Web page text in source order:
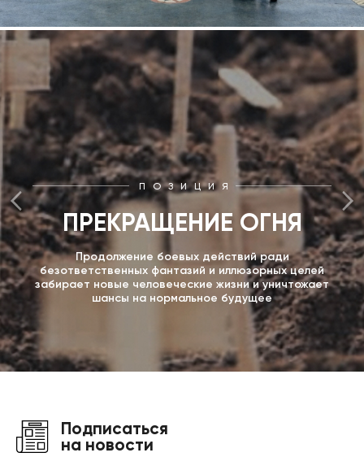
ПОЗИЦИЯ
ПРЕКРАЩЕНИЕ ОГНЯ
Продолжение боевых действий ради
безответственных фантазий и иллюзорных целей
забирает новые человеческие жизни и уничтожает
шансы на нормальное будущее
Подписаться
на новости